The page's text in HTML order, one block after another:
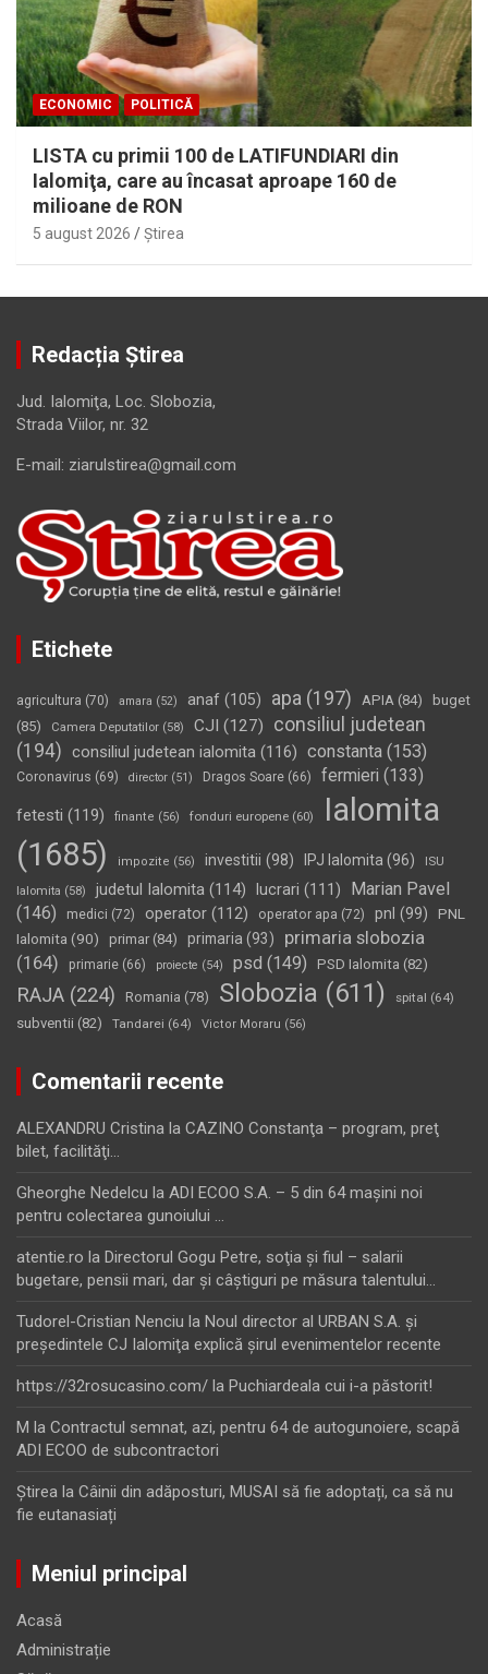
ECONOMIC POLITICĂ
LISTA cu primii 100 de LATIFUNDIARI din
Ialomiţa, care au încasat aproape 160 de
milioane de RON
5 august 2026 Ştirea
Redacția Știrea
Jud. Ialomiţa, Loc. Slobozia,
Strada Viilor, nr. 32
E-mail: ziarulstirea@gmail.com
Etichete
agricultura (70) amara (52) anaf (105) apa (197) APIA (84)
buget
(85)
Camera Deputatilor (58) CJI (127)
consiliul judetean
(194) consiliul judetean ialomita (116) constanta (153)
Coronavirus (69) director (51) Dragos Soare (66) fermieri (133)
fetesti (119) finante (56) fonduri europene (60)
Ialomita
(1685)
impozite (56) investitii (98) IPJ Ialomita (96) ISU
Ialomita (58) judetul Ialomita (114) lucrari (111)
Marian Pavel
(146)
medici (72) operator (112) operator apa (72) pnl (99)
PNL
Ialomita (90) primar(84) primaria (93)
primaria slobozia
(164)
primarie (66) proiecte (54) psd (149) PSD Ialomita (82)
RAJA (224) Romania (78) Slobozia (611) spital (64)
subventii (82) Tandarei (64) Victor Moraru (56)
Comentarii recente
ALEXANDRU Cristina la CAZINO Constanţa – program, preţ
bilet, facilităţi…
Gheorghe Nedelcu la ADI ECOO S.A. – 5 din 64 maşini noi
pentru colectarea gunoiului …
atentie.ro la Directorul Gogu Petre, soţia şi fiul – salarii
bugetare, pensii mari, dar şi câştiguri pe măsura talentului…
Tudorel-Cristian Nenciu la Noul director al URBAN S.A. şi
preşedintele CJ Ialomiţa explică şirul evenimentelor recente
https://32rosucasino.com/ la Puchiardeala cui i-a păstorit!
M la Contractul semnat, azi, pentru 64 de autogunoiere, scapă
ADI ECOO de subcontractori
Ştirea la Câinii din adăposturi, MUSAI să fie adoptați, ca să nu
fie eutanasiați
Meniul principal
Acasă
Administrație